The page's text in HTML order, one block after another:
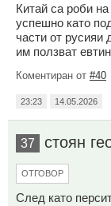
Китай са роби на
успешно като
части от
им ползват
Коментиран от #40
23:23 14.05.2026
37 стоян
ОТГОВОР
След като